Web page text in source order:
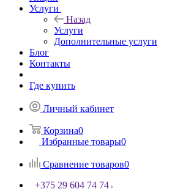
Услуги
Назад
Услуги
Дополнительные услуги
Блог
Контакты
Где купить
Личный кабинет
Корзина0
Избранные товары0
Сравнение товаров0
+375 29 604 74 74